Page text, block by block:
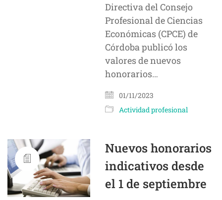
Directiva del Consejo
Profesional de Ciencias
Económicas (CPCE) de
Córdoba publicó los
valores de nuevos
honorarios…
01/11/2023
Actividad profesional
Nuevos honorarios
indicativos desde
el 1 de septiembre